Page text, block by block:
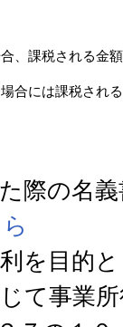
、課税される金
合には課税され
際の名
を目的
て事業